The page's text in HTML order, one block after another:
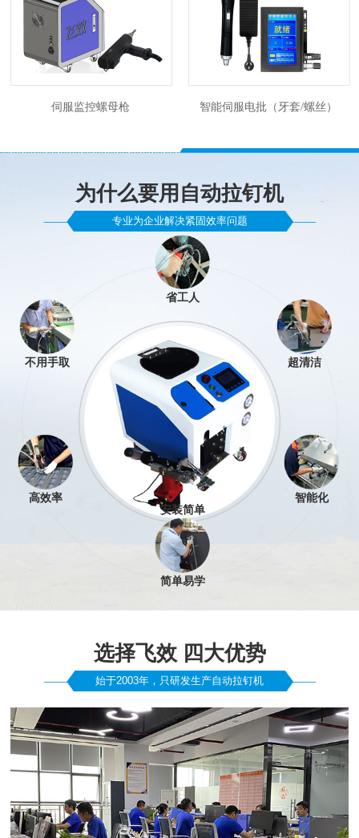
伺服监控螺母枪 智能伺服电批（牙套/螺丝）
为什么要用自动拉钉机
专业为企业解决紧固效率问题
省工人
不用手取
高效率
安装简单
简单易学
智能化
超清洁
选择飞效 四大优势
始于2003年，只研发生产自动拉钉机